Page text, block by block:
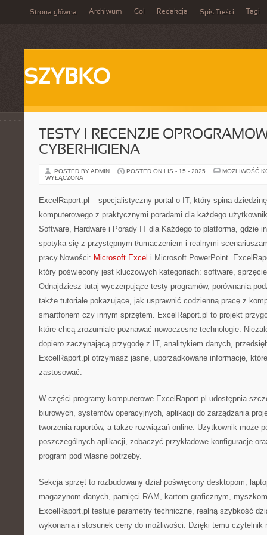
Strona główna Archiwum Gol Redakcja Spis Treści Tagi
SZYBKO
TESTY I RECENZJE
CYBERHIGIENA
POSTED BY ADMIN POSTED ON LIS - 15 - 2025
MOŻLIWOŚĆ
WYŁĄCZONA
ExcelRaport.pl – specjalistyczny portal o IT, który spina
komputerowego z praktycznymi poradami dla każdego
Software, Hardware i Porady IT dla Każdego to platforma, gdzie
spotyka się z przystępnym tłumaczeniem i realnymi
pracy.Nowości: Microsoft Excel i Microsoft PowerPoint.
który poświęcony jest kluczowych kategoriach: software,
Odnajdziesz tutaj wyczerpujące testy programów, porównania
także tutoriale pokazujące, jak usprawnić codzienną pracę z
smartfonem czy innym sprzętem. ExcelRaport.pl to projekt
które chcą zrozumiale poznawać nowoczesne technologie.
dopiero zaczynającą przygodę z IT, analitykiem danych,
ExcelRaport.pl otrzymasz jasne, uporządkowane informacje,
zastosować.
W części programy komputerowe ExcelRaport.pl udostępnia
biurowych, systemów operacyjnych, aplikacji do zarządzania
tworzenia raportów, a także rozwiązań online. Użytkownik może
poszczególnych aplikacji, zobaczyć przykładowe konfiguracje
program pod własne potrzeby.
Sekcja sprzęt to rozbudowany dział poświęcony desktopom,
magazynom danych, pamięci RAM, kartom graficznym,
ExcelRaport.pl testuje parametry techniczne, realną szybkość
wykonania i stosunek ceny do możliwości. Dzięki temu czytelnik